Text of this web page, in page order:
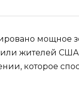
мощное
жителей
которое